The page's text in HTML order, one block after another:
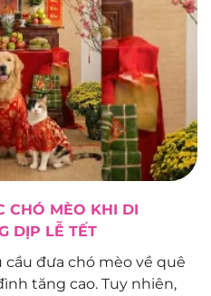
CHÓ MÈO KHI DI
DỊP LỄ TẾT
đưa chó mèo về quê
tăng cao. Tuy nhiên,